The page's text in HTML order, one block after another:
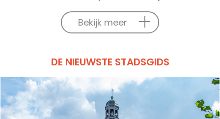
Bekijk meer
DE NIEUWSTE STADSGIDS